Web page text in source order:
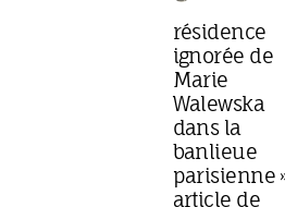
résidence
ignorée de
Marie
Walewska
dans la
banlieue
parisienne
article de